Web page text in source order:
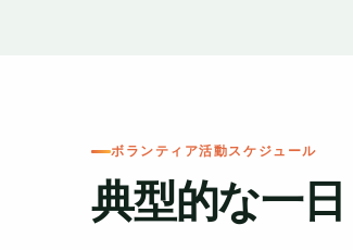
ボランティア活動スケジュール
典型的な一日